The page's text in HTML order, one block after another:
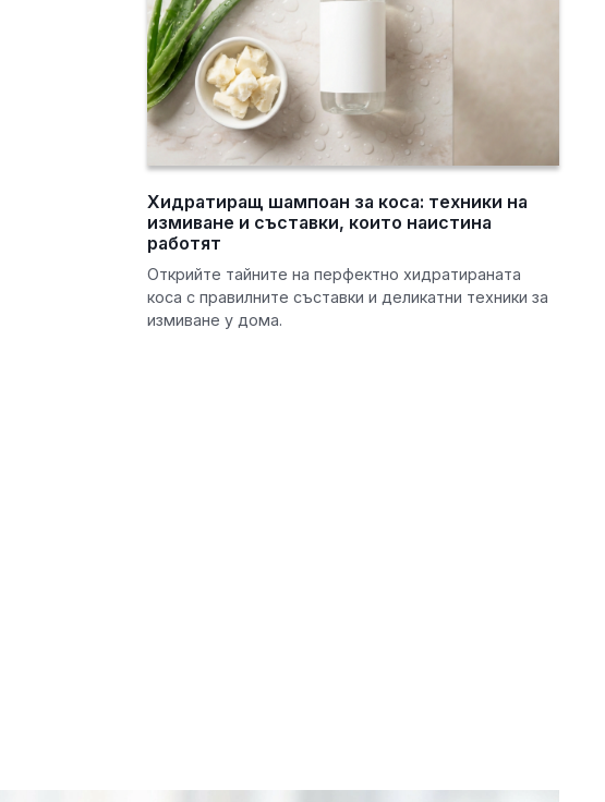
Хидратиращ шампоан за коса: техники на
измиване и съставки, които наистина
работят
Открийте тайните на перфектно хидратираната
коса с правилните съставки и деликатни техники за
измиване у дома.